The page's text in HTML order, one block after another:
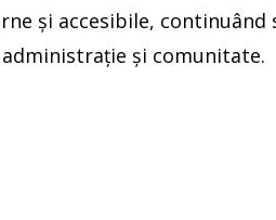
și accesibile, continuând
și comunitate.